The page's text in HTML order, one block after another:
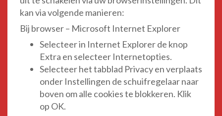
kan via volgende manieren:
Bij browser – Microsoft Internet Explorer
Selecteer in Internet Explorer de knop
Extra en selecteer Internetopties.
Selecteer het tabblad Privacy en verplaats
onder Instellingen de schuifregelaar naar
boven om alle cookies te blokkeren. Klik
op OK.